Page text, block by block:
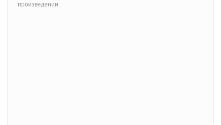
произведении.